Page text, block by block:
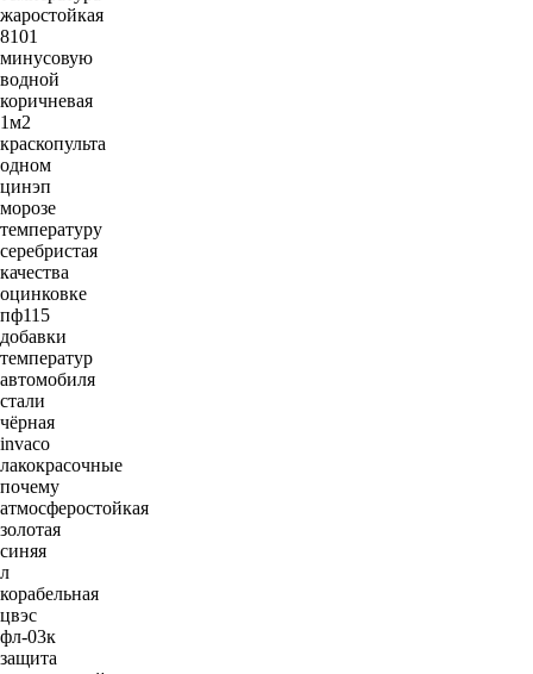
жаростойкая
8101
минусовую
водной
коричневая
1м2
краскопульта
одном
цинэп
морозе
температуру
серебристая
качества
оцинковке
пф115
добавки
температур
автомобиля
стали
чёрная
invaco
лакокрасочные
почему
атмосферостойкая
золотая
синяя
л
корабельная
цвэс
фл-03к
защита